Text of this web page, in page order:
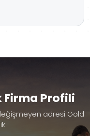
Firma Profili
adresi Gold